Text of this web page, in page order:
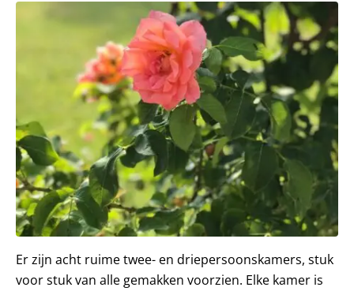
Er zijn acht ruime twee- en driepersoonskamers, stuk
voor stuk van alle gemakken voorzien. Elke kamer is